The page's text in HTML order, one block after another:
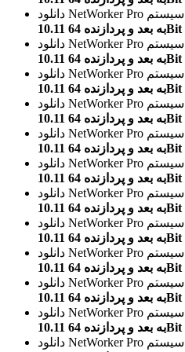
دانلود NetWorker Pro
10.11 به بعد و پردازنده 64Bit
دانلود NetWorker Pro
10.11 به بعد و پردازنده 64Bit
دانلود NetWorker Pro
10.11 به بعد و پردازنده 64Bit
دانلود NetWorker Pro
10.11 به بعد و پردازنده 64Bit
دانلود NetWorker Pro
10.11 به بعد و پردازنده 64Bit
دانلود NetWorker Pro
10.11 به بعد و پردازنده 64Bit
دانلود NetWorker Pro
10.11 به بعد و پردازنده 64Bit
دانلود NetWorker Pro
10.11 به بعد و پردازنده 64Bit
دانلود NetWorker Pro
10.11 به بعد و پردازنده 64Bit
دانلود NetWorker Pro
10.11 به بعد و پردازنده 64Bit
دانلود NetWorker Pro
10.11 به بعد و پردازنده 64Bit
دانلود NetWorker Pro